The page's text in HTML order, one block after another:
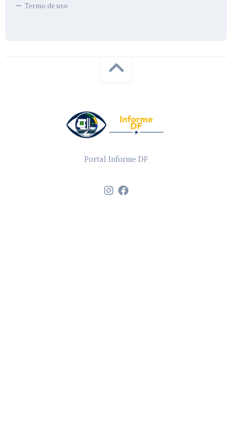
Termo de uso
Portal Informe DF